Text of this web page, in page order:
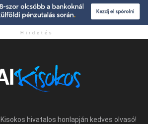
Hirdetés
hivatalos honlapján kedves olvasó!